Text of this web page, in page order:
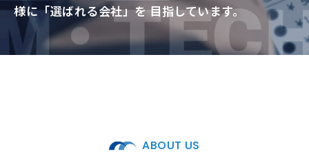
様に「選ばれる会社」を目指しています。
ABOUT US